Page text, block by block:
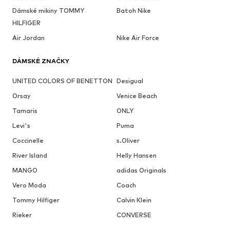
Dámské mikiny TOMMY
HILFIGER
Batoh Nike
Air Jordan Nike Air Force
DÁMSKÉ ZNAČKY
UNITED COLORS OF BENETTON Desigual
Orsay
Venice Beach
Tamaris
ONLY
Levi's
Puma
Coccinelle
s.Oliver
River Island
Helly Hansen
MANGO
adidas Originals
Vero Moda
Coach
Tommy Hilfiger
Calvin Klein
Rieker
CONVERSE